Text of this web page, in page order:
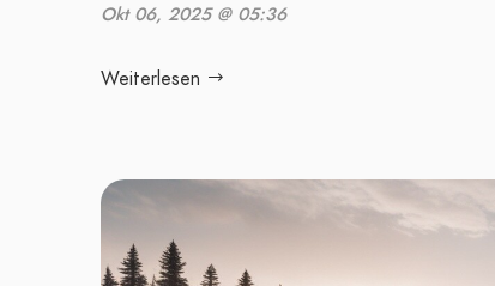
Okt 06, 2025 @ 05:36
Weiterlesen